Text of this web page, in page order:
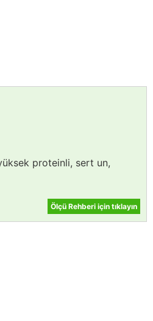
proteinli, sert un,
Ölçü Rehberi için tıklayın